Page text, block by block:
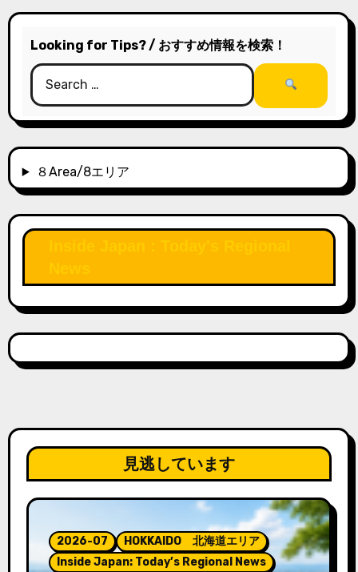
Looking for Tips? / おすすめ情報を検索！
８Area/8エリア
見逃しています
2026-07
HOKKAIDO 北海道エリア
Inside Japan: Today’s Regional News